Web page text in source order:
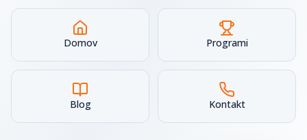
Domov Programi
Blog Kontakt